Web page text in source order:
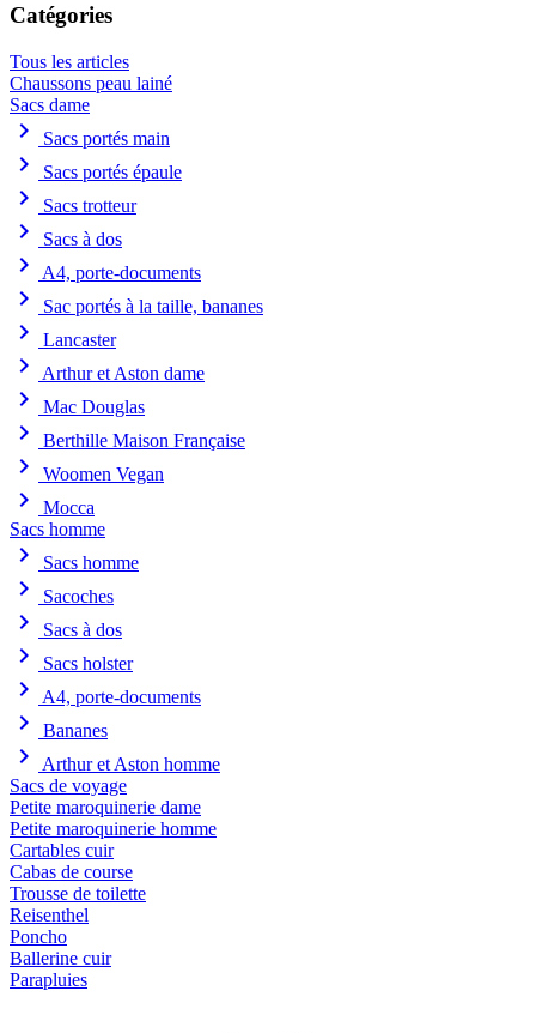
Catégories
Tous les articles
Chaussons peau lainé
Sacs dame
chevron_right Sacs portés main
chevron_right Sacs portés épaule
chevron_right Sacs trotteur
chevron_right Sacs à dos
chevron_right A4, porte-documents
chevron_right Sac portés à la taille, bananes
chevron_right Lancaster
chevron_right Arthur et Aston dame
chevron_right Mac Douglas
chevron_right Berthille Maison Française
chevron_right Woomen Vegan
chevron_right
Mocca
Sacs homme
chevron_right Sacs homme
chevron_right Sacoches
chevron_right Sacs à dos
chevron_right Sacs holster
chevron_right A4, porte-documents
chevron_right Bananes
chevron_right
Arthur et Aston homme
Sacs de voyage
Petite maroquinerie dame
Petite maroquinerie homme
Cartables cuir
Cabas de course
Trousse de toilette
Reisenthel
Poncho
Ballerine cuir
Parapluies